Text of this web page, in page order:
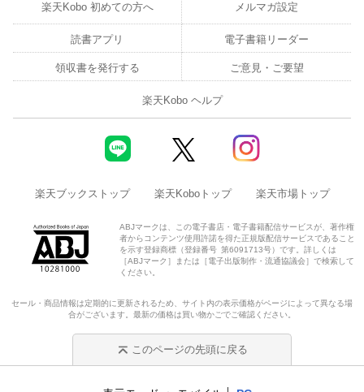
楽天Kobo 初めての方へ メルマガ設定
読書アプリ 電子書籍リーダー
領収書を発行する ご意見・ご要望
楽天Kobo ヘルプ
楽天ブックストップ 楽天Koboトップ 楽天市場トップ
ABJマークは、この電子書店・電子書籍配信サービスが、著作権
者からコンテンツ使用許諾を得た正規版配信サービスであること
を示す登録商標（登録番号 第6091713号）です。詳しくは
［ABJマーク］または［電子出版制作・流通協議会］で検索して
ください。
セール・商品情報は定期的に更新されるため、サイト内の表示価格がページによって異なる場
合がございます。最新の価格は買い物かごでご確認ください。
このページの先頭に戻る